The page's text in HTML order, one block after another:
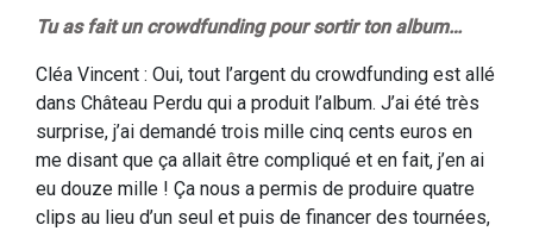
Tu as fait un crowdfunding pour sortir ton album…
Cléa Vincent : Oui, tout l’argent du crowdfunding est allé
dans Château Perdu qui a produit l’album. J’ai été très
surprise, j’ai demandé trois mille cinq cents euros en
me disant que ça allait être compliqué et en fait, j’en ai
eu douze mille ! Ça nous a permis de produire quatre
clips au lieu d’un seul et puis de financer des tournées,